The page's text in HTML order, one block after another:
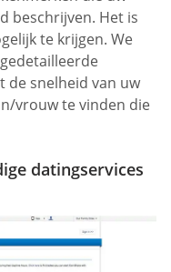
beschrijven. Het is
te krijgen. We
de snelheid van uw
vrouw te vinden die
datingservices